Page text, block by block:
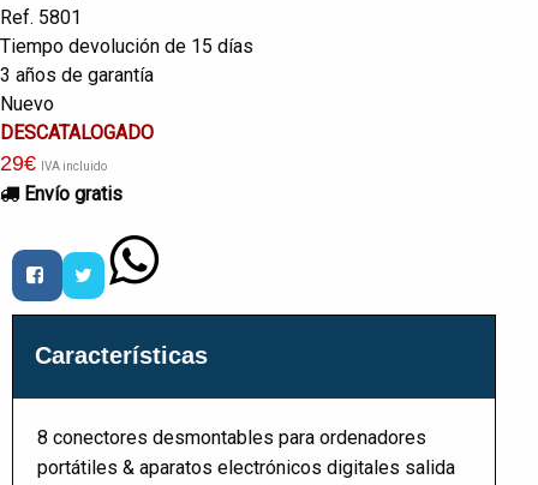
Ref. 5801
Tiempo devolución de 15 días
3 años de garantía
Nuevo
DESCATALOGADO
29€ IVA incluido
Envío gratis
Características
8 conectores desmontables para ordenadores
portátiles & aparatos electrónicos digitales salida